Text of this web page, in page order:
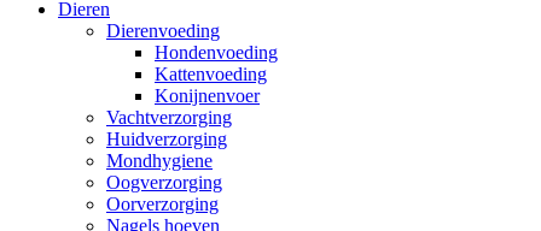
Dieren
Dierenvoeding
Hondenvoeding
Kattenvoeding
Konijnenvoer
Vachtverzorging
Huidverzorging
Mondhygiene
Oogverzorging
Oorverzorging
Nagels hoeven